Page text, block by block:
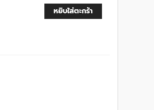
หยิบใส่ตะกร้า